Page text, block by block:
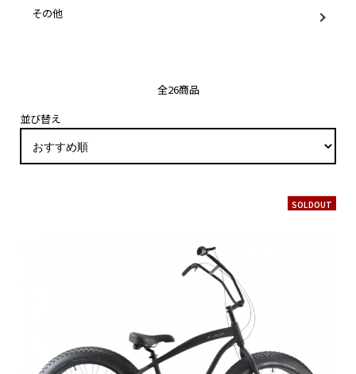
その他
全26商品
並び替え
SOLDOUT